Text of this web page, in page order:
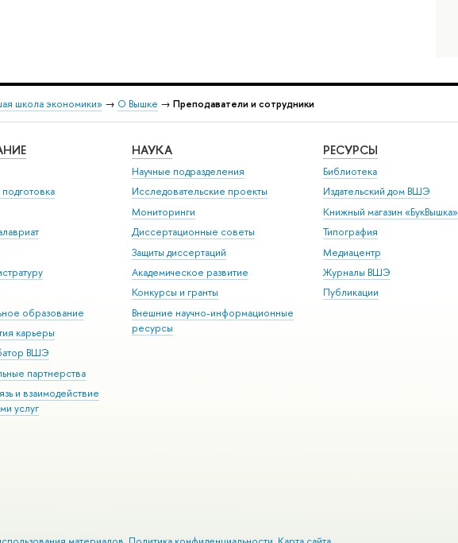
школа экономики» → О Вышке → Преподаватели и сотрудники
образование
карьеры
ВШЭ
партнерства
и взаимодействие
услуг
НАУКА
Научные подразделения
Исследовательские проекты
Мониторинги
Диссертационные советы
Защиты диссертаций
Академическое развитие
Конкурсы и гранты
Внешние научно-информационные
ресурсы
РЕСУРСЫ
Библиотека
Издательский дом ВШЭ
Книжный магазин «БукВышка»
Типография
Медиацентр
Журналы ВШЭ
Публикации